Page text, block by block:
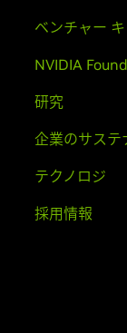
ベンチャー
NVIDIA
研究
企業のサステ
テクノロジ
採用情報